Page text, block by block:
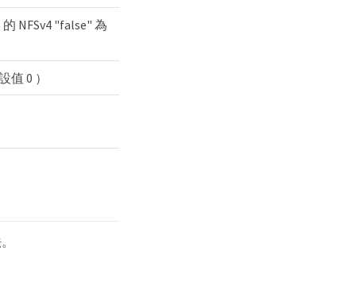
的 NFSv4 "false" 為
值 0 ）